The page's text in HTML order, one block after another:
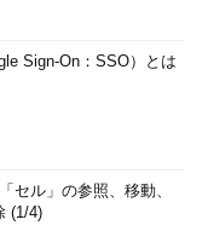
Sign-On：SSO）とは
セル」の参照、移動、
(1/4)